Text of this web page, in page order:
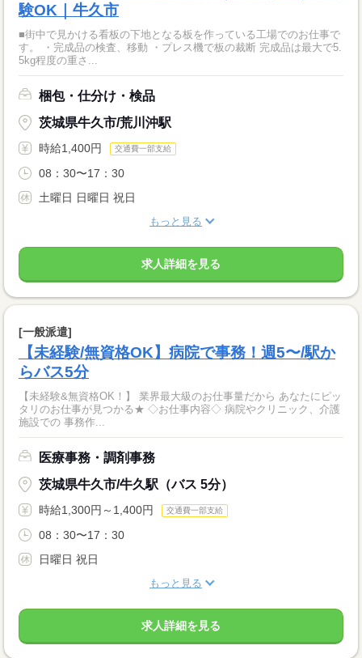
験OK｜牛久市
■街中で見かける看板の下地となる板を作っている工場でのお仕事で
す。 ・完成品の検査、移動 ・プレス機で板の裁断 完成品は最大で5.
5kg程度の重さ...
梱包・仕分け・検品
茨城県牛久市/荒川沖駅
時給1,400円 交通費一部支給
08：30〜17：30
土曜日 日曜日 祝日
もっと見る
求人詳細を見る
[一般派遣]
【未経験/無資格OK】病院で事務！週5〜/駅か
らバス5分
【未経験&無資格OK！】 業界最大級のお仕事量だから あなたにピッ
タリのお仕事が見つかる★ ◇お仕事内容◇ 病院やクリニック、介護
施設での 事務作...
医療事務・調剤事務
茨城県牛久市/牛久駅（バス 5分）
時給1,300円～1,400円 交通費一部支給
08：30〜17：30
日曜日 祝日
もっと見る
求人詳細を見る